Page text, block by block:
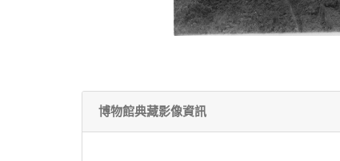
博物館典藏影像資訊